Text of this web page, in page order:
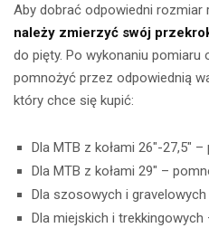
Aby dobrać odpowiedni rozmiar
należy zmierzyć swój
do pięty. Po wykonaniu pomiaru
pomnożyć przez odpowiednią
który chce się kupić:
Dla MTB z kołami 26″-27,5″
Dla MTB z kołami 29″ –
Dla szosowych i
Dla miejskich i